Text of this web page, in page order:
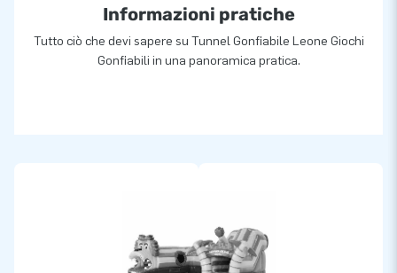
Informazioni pratiche
Tutto ciò che devi sapere su Tunnel Gonfiabile Leone Giochi
Gonfiabili in una panoramica pratica.